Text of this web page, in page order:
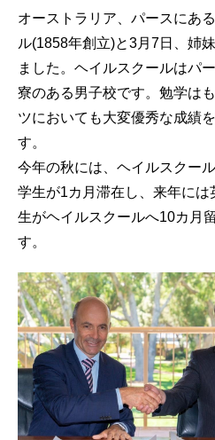
オーストラリア、パースにあ
ル(1858年創立)と3月7日、姉
ました。ヘイルスクールはパ
寮のある男子校です。勉学は
ツにおいても大変優秀な成績
す。
今年の秋には、ヘイルスクー
学生が1カ月滞在し、来年には
生がヘイルスクールへ10カ月
す。